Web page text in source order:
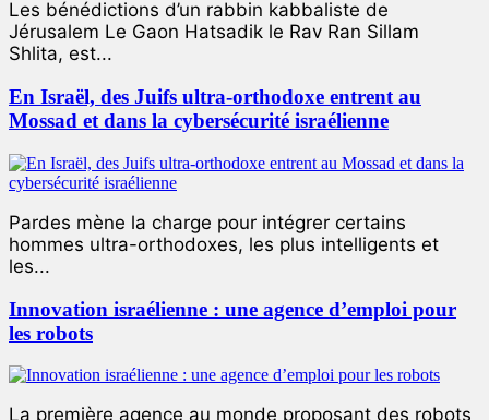
Les bénédictions d’un rabbin kabbaliste de
Jérusalem Le Gaon Hatsadik le Rav Ran Sillam
Shlita, est...
En Israël, des Juifs ultra-orthodoxe entrent au
Mossad et dans la cybersécurité israélienne
Pardes mène la charge pour intégrer certains
hommes ultra-orthodoxes, les plus intelligents et
les...
Innovation israélienne : une agence d’emploi pour
les robots
La première agence au monde proposant des robots